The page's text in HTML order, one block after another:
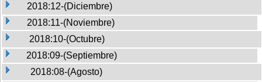
2018:12-(Diciembre)
2018:11-(Noviembre)
2018:10-(Octubre)
2018:09-(Septiembre)
2018:08-(Agosto)